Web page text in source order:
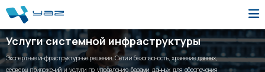
Услуги системной инфраструктуры
Экспертные инфраструктурные решения. Сети и безопасность, хранение данных,
серверы приложений и услуги по управлению базами данных для обеспечения